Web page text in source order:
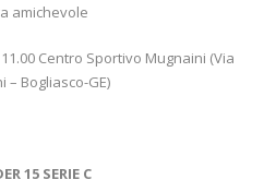
amichevole
Centro Sportivo Mugnaini (Via
– Bogliasco-GE)
15 SERIE C